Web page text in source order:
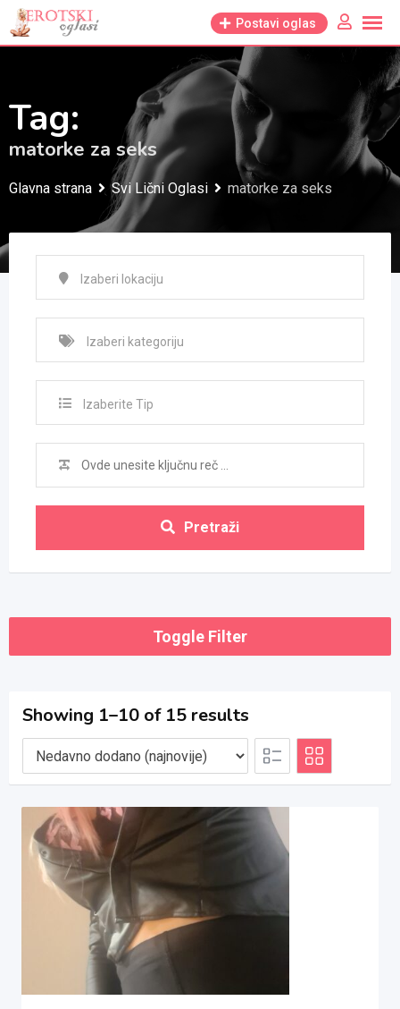
Skip
to
Postavi oglas
Tag:
matorke za seks
Glavna strana Svi Lični Oglasi matorke za seks
Izaberite Tip
Pretraži
Toggle Filter
Showing 1–10 of 15 results